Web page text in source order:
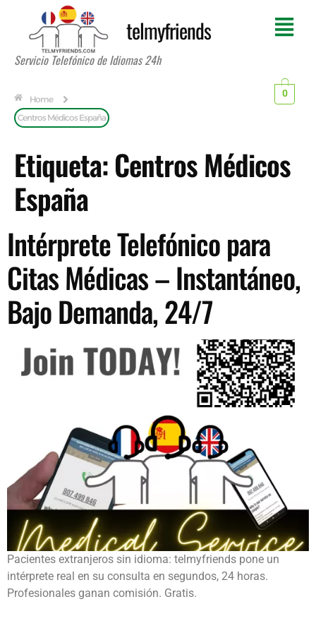
telmyfriends
Servicio Telefónico de Idiomas 24h
Home
Centros Médicos España
0
Etiqueta:Centros Médicos
España
Intérprete Telefónico para
Citas Médicas – Instantáneo,
Bajo Demanda, 24/7
Pacientes extranjeros sin idioma: telmyfriends pone un
intérprete real en su consulta en segundos, 24 horas.
Profesionales ganan comisión. Gratis.